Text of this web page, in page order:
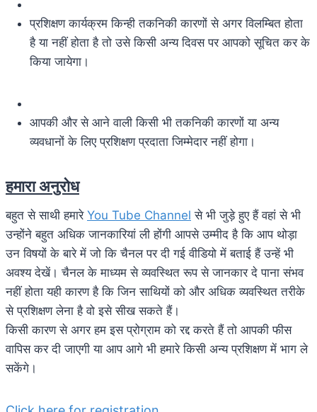
प्रशिक्षण कार्यक्रम किन्ही तकनिकी कारणों से अगर विलम्बित होता
है या नहीं होता है तो उसे किसी अन्य दिवस पर आपको सूचित कर के
किया जायेगा।
आपकी और से आने वाली किसी भी तकनिकी कारणों या अन्य
व्यवधानों के लिए प्रशिक्षण प्रदाता जिम्मेदार नहीं होगा।
हमारा अनुरोध
बहुत से साथी हमारे You Tube Channel से भी जुड़े हुए हैं वहां से भी
उन्होंने बहुत अधिक जानकारियां ली होंगी आपसे उम्मीद है कि आप थोड़ा
उन विषयों के बारे में जो कि चैनल पर दी गई वीडियो में बताई हैं उन्हें भी
अवश्य देखें। चैनल के माध्यम से व्यवस्थित रूप से जानकार दे पाना संभव
नहीं होता यही कारण है कि जिन साथियों को और अधिक व्यवस्थित तरीके
से प्रशिक्षण लेना है वो इसे सीख सकते हैं।
किसी कारण से अगर हम इस प्रोग्राम को रद्द करते हैं तो आपकी फीस
वापिस कर दी जाएगी या आप आगे भी हमारे किसी अन्य प्रशिक्षण में भाग ले
सकेंगे।